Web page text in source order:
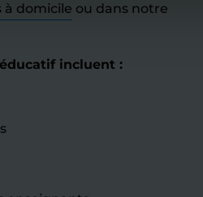
à domicile ou dans notre
incluent :